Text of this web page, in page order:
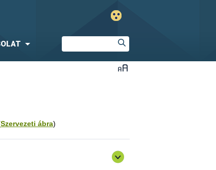
Szervezeti ábra)